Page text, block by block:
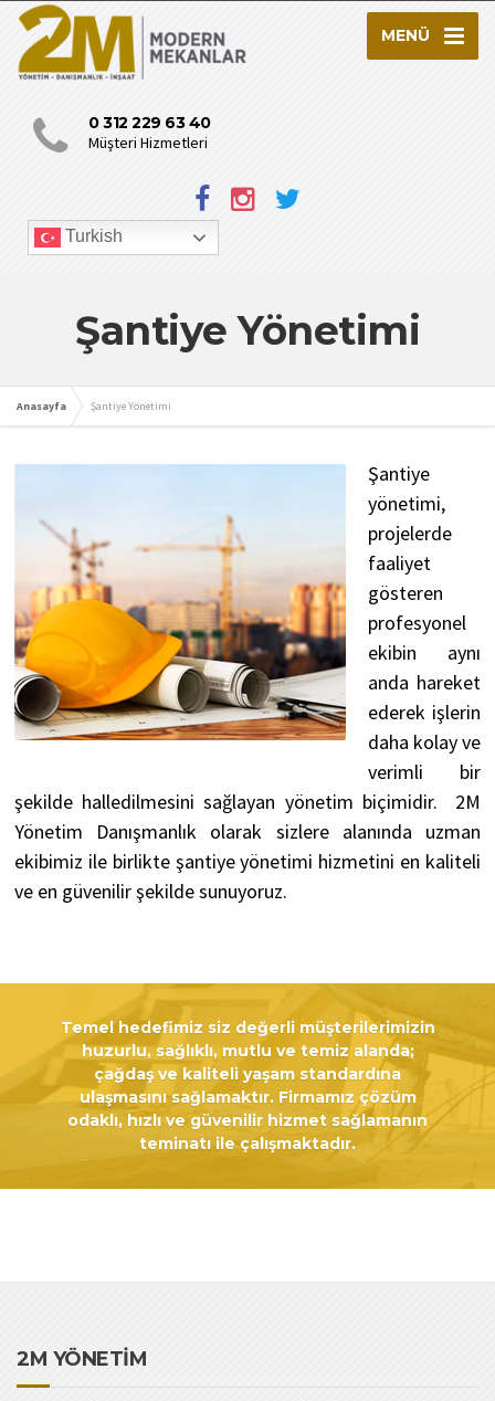
MENÜ
0 312 229 63 40
Müşteri Hizmetleri
Turkish
Şantiye Yönetimi
Anasayfa Şantiye Yönetimi
Şantiye
yönetimi,
projelerde
faaliyet
gösteren
profesyonel
ekibin aynı
anda hareket
ederek işlerin
daha kolay ve
verimli bir
şekilde halledilmesini sağlayan yönetim biçimidir.
2M
Yönetim Danışmanlık olarak sizlere alanında uzman
ekibimiz ile birlikte şantiye yönetimi hizmetini en kaliteli
ve en güvenilir şekilde sunuyoruz.
Temel hedefimiz siz değerli müşterilerimizin
huzurlu, sağlıklı, mutlu ve temiz alanda;
çağdaş ve kaliteli yaşam standardına
ulaşmasını sağlamaktır. Firmamız çözüm
odaklı, hızlı ve güvenilir hizmet sağlamanın
teminatı ile çalışmaktadır.
2M YÖNETİM